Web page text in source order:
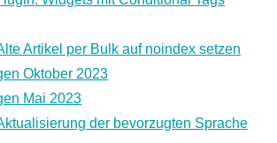
Artikel per Bulk auf noindex setzen
Oktober 2023
Mai 2023
der bevorzugten Sprache